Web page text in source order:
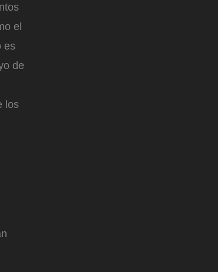
el
es
de
los